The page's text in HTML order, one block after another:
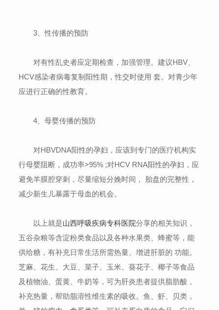
3、性传播的预防
对有性乱史者应定期检查，加强管理。建议HBV、
HCV感染者病毒复制阳性期，性交时使用 套。对青少年
应进行正确的性教育。
4、母婴传播的预防
对HBVDNA阳性的孕妇，应该到专门的医疗机构实
行母婴阻断，成功率>95% ;对HCV RNA阳性的孕妇，应
避免羊膜腔穿刺，尽量缩短分娩时间， 胎盘的完整性，
减少新生儿暴露于母血的机会。
以上就是山西呼吸疾病专科医院分享的相关知识，
五谷杂粮等含淀粉类食品以及各种水果类、蜂蜜等，能
供给糖，有补充日常生活所需热量、增进肝脏的 功能。
芝麻、花生、大豆、菜子、玉米、葵花子、椰子等食品
及植物油、蛋黄、牛奶等，可为肝炎患者提供脂肪酸，
补充热量，帮助脂溶性维生素的吸收。鱼、虾、贝类，